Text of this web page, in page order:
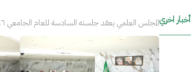
المجلس العلمي يعقد جلسته السادسة للعام الجامعي ١٤٤٦هـ .
الصورة
الصورة
أخبار اخري